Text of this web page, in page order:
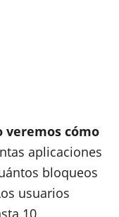
veremos cómo
aplicaciones
bloqueos
usuarios
10